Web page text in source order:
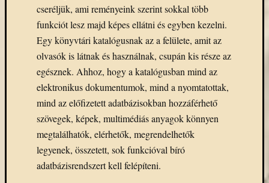
cseréljük, ami reményeink szerint sokkal több
funkciót lesz majd képes ellátni és egyben kezelni.
Egy könyvtári katalógusnak az a felülete, amit az
olvasók is látnak és használnak, csupán kis része az
egésznek. Ahhoz, hogy a katalógusban mind az
elektronikus dokumentumok, mind a nyomtatottak,
mind az előfizetett adatbázisokban hozzáférhető
szövegek, képek, multimédiás anyagok könnyen
megtalálhatók, elérhetők, megrendelhetők
legyenek, összetett, sok funkcióval bíró
adatbázisrendszert kell felépíteni.